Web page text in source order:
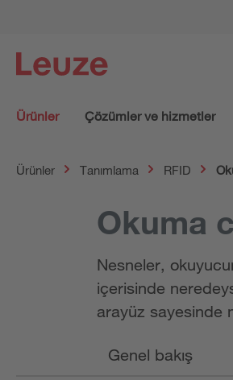
Ürünler Çözümler ve hizmetler
Ürünler Tanımlama RFID
Okuma
Nesneler,
içerisinde
arayüz sayesinde
Genel bakış